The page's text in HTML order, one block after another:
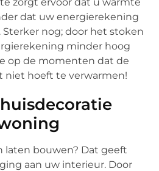
dat uw energierekening
Sterker nog; door het stoken
minder hoog
op de momenten dat de
niet hoeft te verwarmen!
laten bouwen? Dat geeft
aan uw interieur. Door